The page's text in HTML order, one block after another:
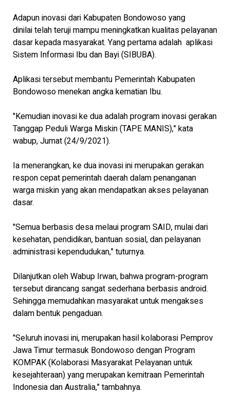
Adapun inovasi dari Kabupaten Bondowoso yang
dinilai telah teruji mampu meningkatkan kualitas pelayanan
dasar kepada masyarakat. Yang pertama adalah aplikasi
Sistem Informasi Ibu dan Bayi (SIBUBA).
Aplikasi tersebut membantu Pemerintah Kabupaten
Bondowoso menekan angka kematian Ibu.
"Kemudian inovasi ke dua adalah program inovasi gerakan
Tanggap Peduli Warga Miskin (TAPE MANIS)," kata
wabup, Jumat (24/9/2021).
Ia menerangkan, ke dua inovasi ini merupakan gerakan
respon cepat pemerintah daerah dalam penanganan
warga miskin yang akan mendapatkan akses pelayanan
dasar.
"Semua berbasis desa melaui program SAID, mulai dari
kesehatan, pendidikan, bantuan sosial, dan pelayanan
administrasi kependudukan," tuturnya.
Dilanjutkan oleh Wabup Irwan, bahwa program-program
tersebut dirancang sangat sederhana berbasis android.
Sehingga memudahkan masyarakat untuk mengakses
dalam bentuk pengaduan.
"Seluruh inovasi ini, merupakan hasil kolaborasi Pemprov
Jawa Timur termasuk Bondowoso dengan Program
KOMPAK (Kolaborasi Masyarakat Pelayanan untuk
kesejahteraan) yang merupakan kemitraan Pemerintah
Indonesia dan Australia," tambahnya.